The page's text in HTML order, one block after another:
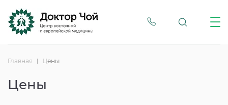
Главная Цены
Цены